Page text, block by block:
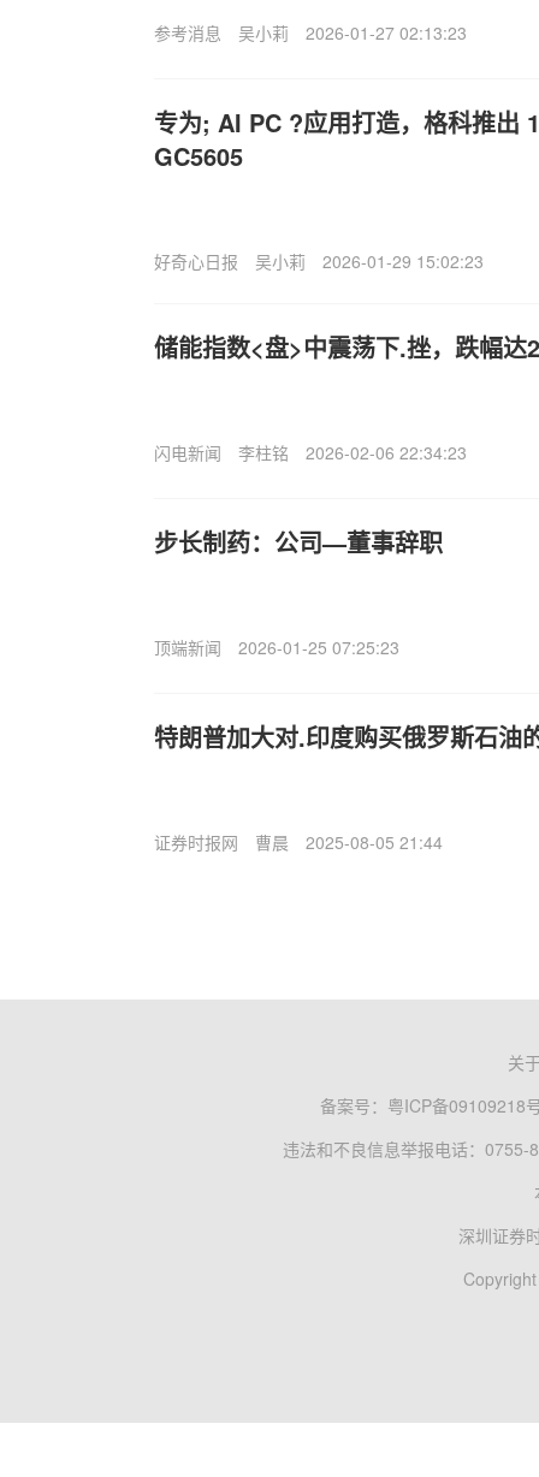
参考消息 吴小莉 2026-01-27 02:13:23
专为; AI PC ?应用打造，格科推出
GC5605
好奇心日报 吴小莉 2026-01-29 15:02:23
储能指数<盘>中震荡下.挫，跌幅达
闪电新闻 李柱铭 2026-02-06 22:34:23
步长制药：公司—董事辞职
顶端新闻 2026-01-25 07:25:23
特朗普加大对.印度购买俄罗斯石油
证券时报网 曹晨 2025-08-05 21:44
关
备案号： 粤ICP备09109218
违法和不良信息举报电话：0755-
深圳证券